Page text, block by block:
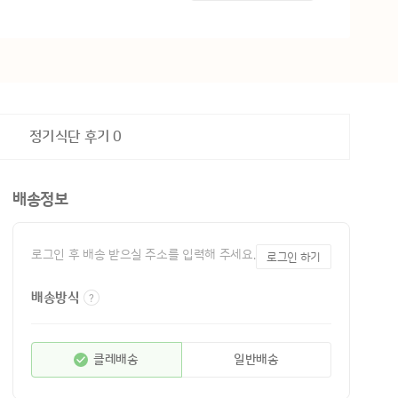
정기식단 후기0
배송정보
로그인 후 배송 받으실 주소를 입력해 주세요. 로그인 하기
배송방식
클레배송 일반배송